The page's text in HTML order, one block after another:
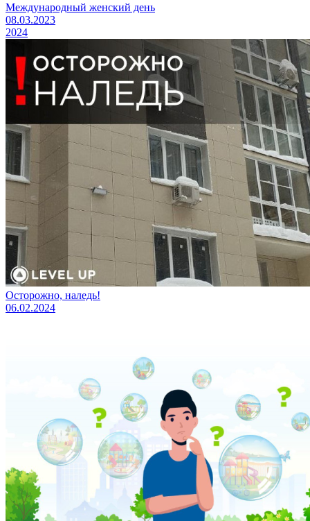
Международный женский день
08.03.2023
2024
Осторожно, наледь!
06.02.2024